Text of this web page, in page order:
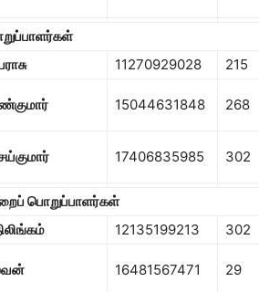
11270929028
215
15044631848 268
17406835985 302
பொறுப்பாளர்கள்
12135199213
302
16481567471 29